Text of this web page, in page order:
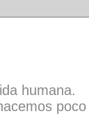
humana.
poco